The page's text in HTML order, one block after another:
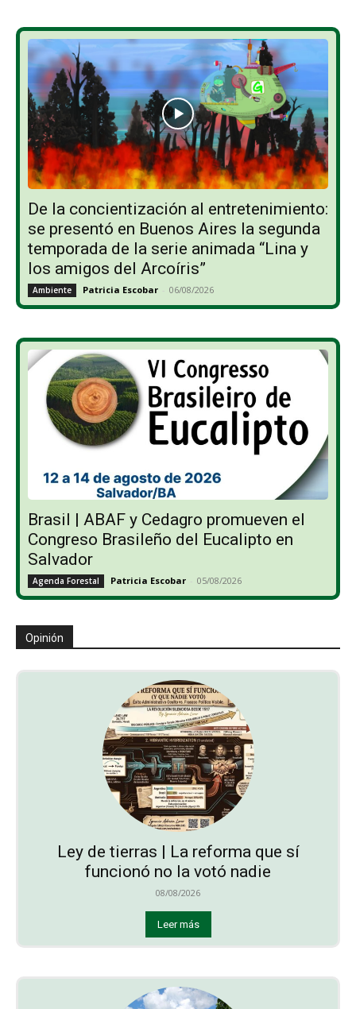
De la concientización al entretenimiento:
se presentó en Buenos Aires la segunda
temporada de la serie animada “Lina y
los amigos del Arcoíris”
Ambiente Patricia Escobar - 06/08/2026
Brasil | ABAF y Cedagro promueven el
Congreso Brasileño del Eucalipto en
Salvador
Agenda Forestal Patricia Escobar - 05/08/2026
Opinión
Ley de tierras | La reforma que sí
funcionó no la votó nadie
08/08/2026
Leer más